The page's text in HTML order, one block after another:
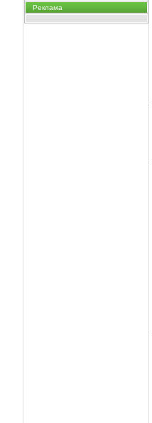
Реклама